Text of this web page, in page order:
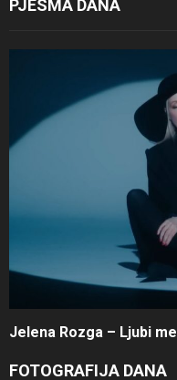
PJESMA DANA
Jelena Rozga – Ljubi me
FOTOGRAFIJA DANA